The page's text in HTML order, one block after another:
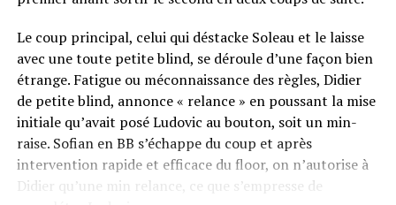
Le coup principal, celui qui déstacke Soleau et le laisse
avec une toute petite blind, se déroule d’une façon bien
étrange. Fatigue ou méconnaissance des règles, Didier
de petite blind, annonce « relance » en poussant la mise
initiale qu’avait posé Ludovic au bouton, soit un min-
raise. Sofian en BB s’échappe du coup et après
intervention rapide et efficace du floor, on n’autorise à
Didier qu’une min relance, ce que s’empresse de